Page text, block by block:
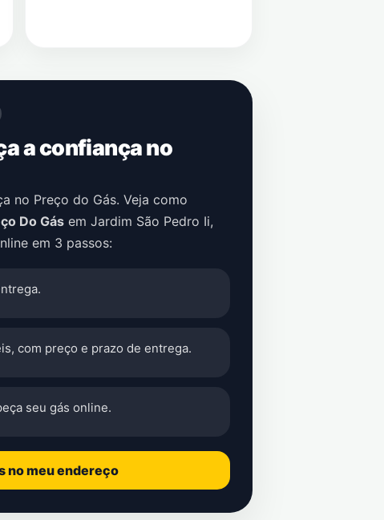
a confiança no
no Preço do Gás. Veja como
Do Gás em Jardim São Pedro Ii,
em 3 passos:
com preço e prazo de entrega.
seu gás online.
no meu endereço